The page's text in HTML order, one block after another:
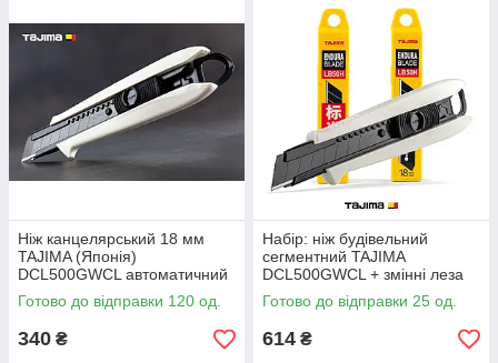
Ніж канцелярський 18 мм
TAJIMA (Японія)
DCL500GWCL автоматичний
фіксатор
Готово до відправки 120 од.
340 ₴
Набір: ніж будівельний
сегментний TAJIMA
DCL500GWCL + змінні леза
20 шт
Готово до відправки 25 од.
614 ₴